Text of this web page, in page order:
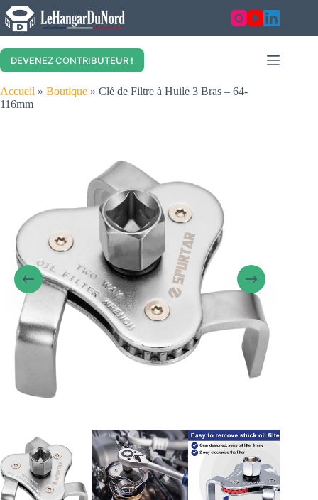
Skip
to
content
DEVENEZ CONTRIBUTEUR !
Accueil » Boutique » Clé de Filtre à Huile 3 Bras – 64-
116mm